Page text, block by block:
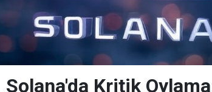
Solana'da Kritik